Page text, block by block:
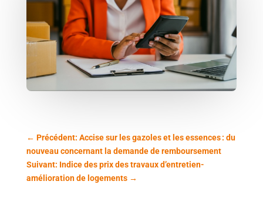
← Précédent: Accise sur les gazoles et les essences : du
nouveau concernant la demande de remboursement
Suivant: Indice des prix des travaux d’entretien-
amélioration de logements→